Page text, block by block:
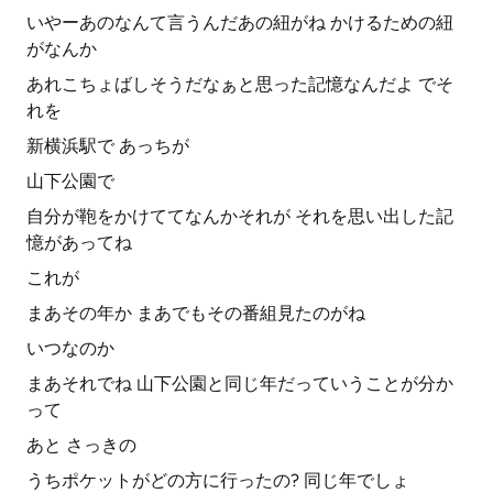
いやーあのなんて言うんだあの紐がね かけるための紐
がなんか
あれこちょばしそうだなぁと思った記憶なんだよ でそ
れを
新横浜駅で あっちが
山下公園で
自分が鞄をかけててなんかそれが それを思い出した記
憶があってね
これが
まあその年か まあでもその番組見たのがね
いつなのか
まあそれでね 山下公園と同じ年だっていうことが分か
って
あと さっきの
うちポケットがどの方に行ったの? 同じ年でしょ